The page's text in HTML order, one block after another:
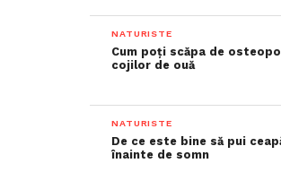
NATURISTE
Cum poți scăpa de
cojilor de ouă
NATURISTE
De ce este bine să pui
înainte de somn